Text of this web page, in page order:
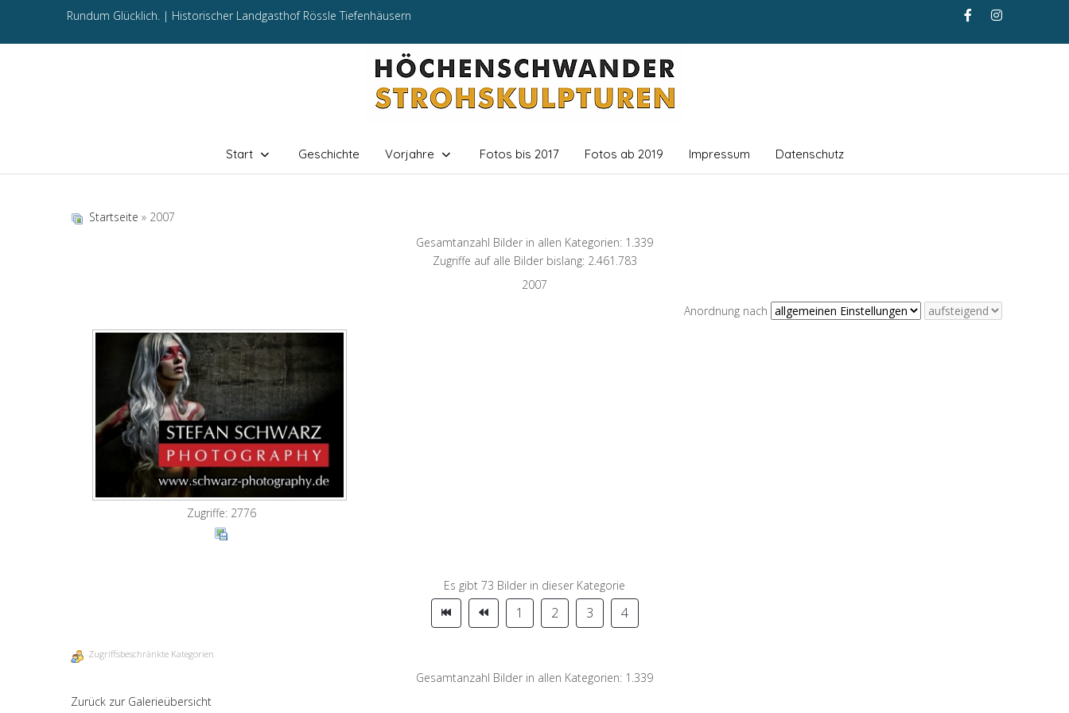
Rundum Glücklich. | Historischer Landgasthof Rössle Tiefenhäusern
Start Geschichte Vorjahre Fotos bis 2017 Fotos ab 2019 Impressum Datenschutz
Startseite » 2007
Gesamtanzahl Bilder in allen Kategorien: 1.339
Zugriffe auf alle Bilder bislang: 2.461.783
2007
Anordnung nach
Zugriffe: 2776
Es gibt 73 Bilder in dieser Kategorie
1 2 3 4
Zugriffsbeschränkte Kategorien
Gesamtanzahl Bilder in allen Kategorien: 1.339
Zurück zur Galerieübersicht